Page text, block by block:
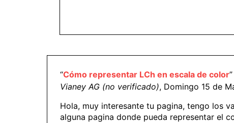
“Cómo representar LCh en escala de color”
Vianey AG (no verificado), Domingo 15 de
Hola, muy interesante tu pagina, tengo los
alguna pagina donde pueda representar el